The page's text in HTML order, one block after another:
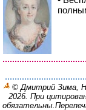
© Дмитрий Зима,
2026. При
обязательны.